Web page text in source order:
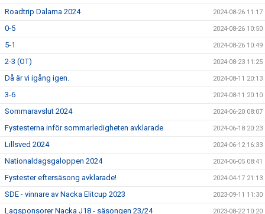
Roadtrip Dalarna 2024 2024-08-26 11:17
0-5 2024-08-26 10:50
5-1 2024-08-26 10:49
2-3 (OT) 2024-08-23 11:25
Då är vi igång igen. 2024-08-11 20:13
3-6 2024-08-11 20:10
Sommaravslut 2024 2024-06-20 08:07
Fystesterna inför sommarledigheten avklarade 2024-06-18 20:23
Lillsved 2024 2024-06-12 16:33
Nationaldagsgaloppen 2024 2024-06-05 08:41
Fystester eftersäsong avklarade! 2024-04-17 21:13
SDE - vinnare av Nacka Elitcup 2023 2023-09-11 11:30
Lagsponsorer Nacka J18 - säsongen 23/24 2023-08-22 10:20